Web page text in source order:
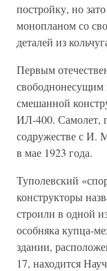
постройку, но
монопланом со
деталей из
Первым
свободнонесущим
смешанной
ИЛ-400. Самолет,
содружестве с И.
в мае 1923 года.
Туполевский
конструкторы
строили в одной
особняка купца-
здании,
17, находится